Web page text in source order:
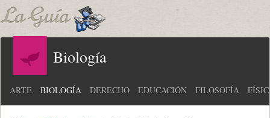
Biología
ARTE BIOLOGÍA DERECHO EDUCACIÓN FILOSOFÍA